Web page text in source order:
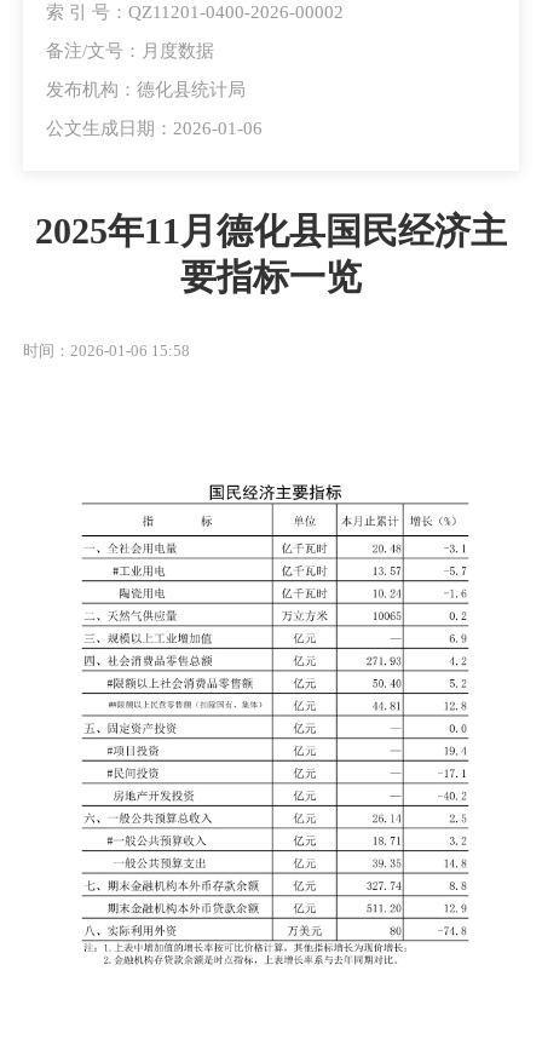
索 引 号：QZ11201-0400-2026-00002
备注/文号：月度数据
发布机构：德化县统计局
公文生成日期：2026-01-06
2025年11月德化县国民经济主
要指标一览
时间：2026-01-06 15:58